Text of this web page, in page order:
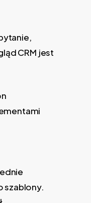
CRM jest
szablony.